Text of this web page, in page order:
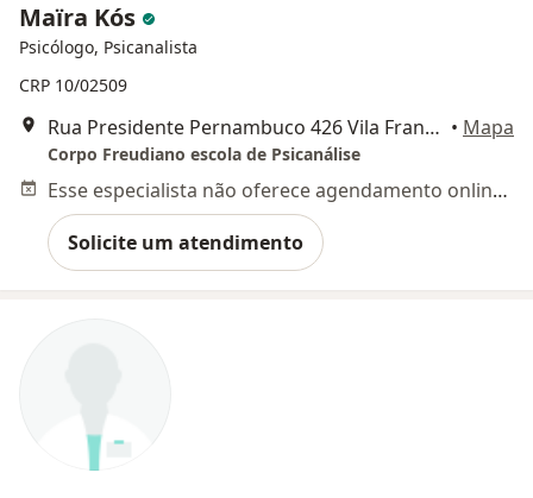
Maïra Kós
Psicólogo, Psicanalista
CRP 10/02509
Rua Presidente Pernambuco 426 Vila Franscisco Soares casa 36, Belém • Mapa
Corpo Freudiano escola de Psicanálise
Esse especialista não oferece agendamento online para esse endereço.
Solicite um atendimento